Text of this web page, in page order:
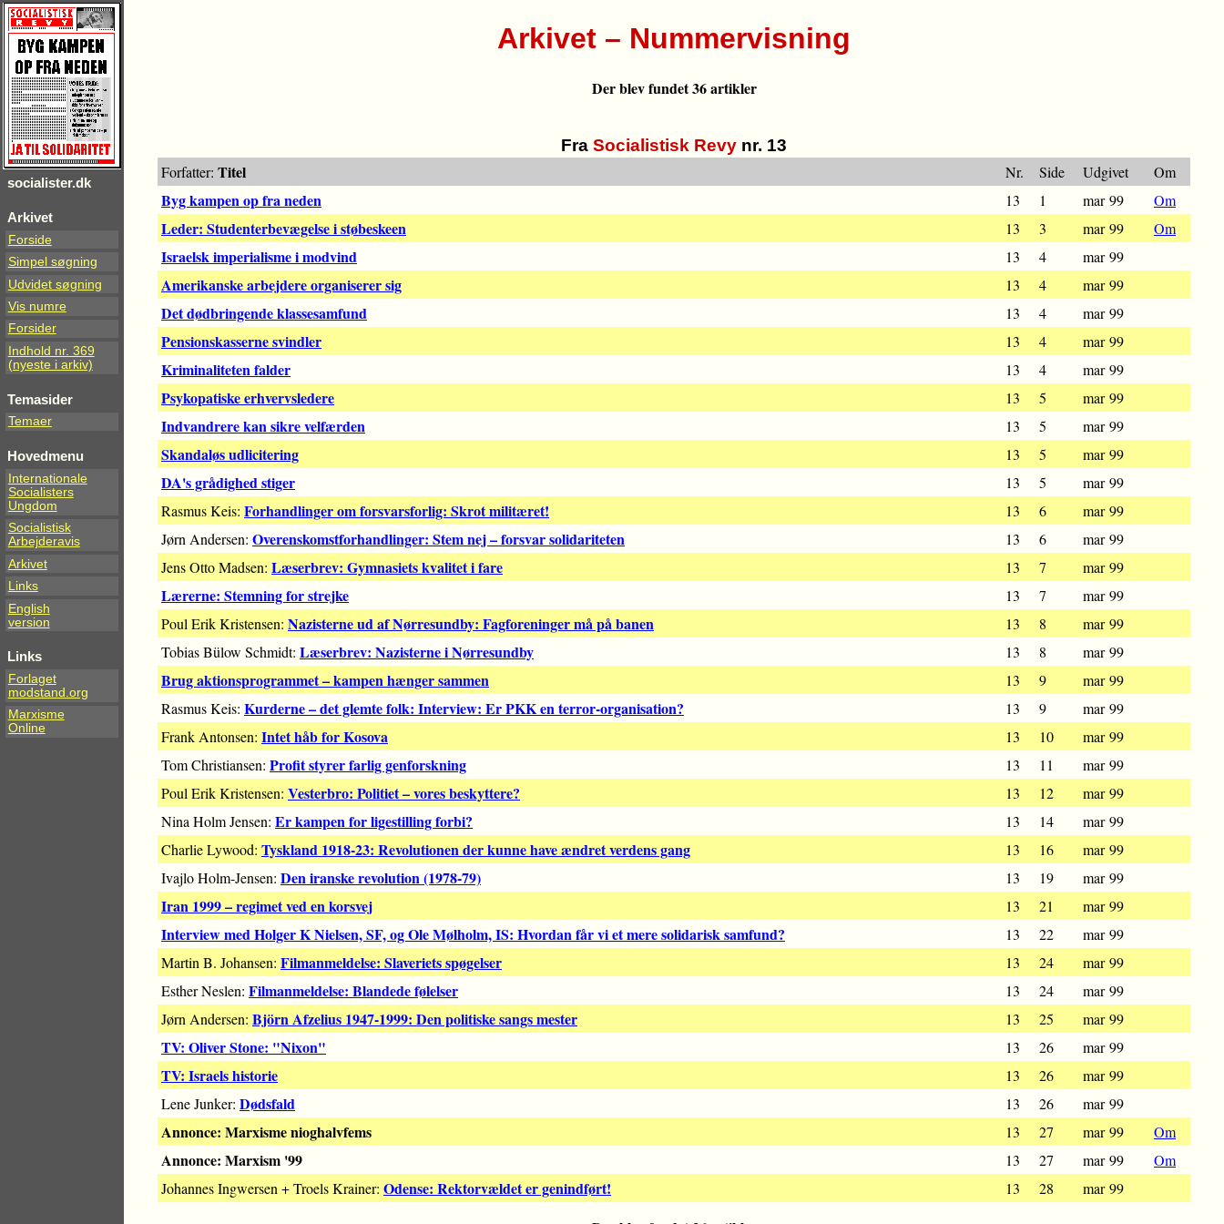
socialister.dk
Arkivet
Forside
Simpel søgning
Udvidet søgning
Vis numre
Forsider
Indhold nr. 369
(nyeste i arkiv)
Temasider
Temaer
Hovedmenu
Internationale
Socialisters
Ungdom
Socialistisk
Arbejderavis
Arkivet
Links
English
version
Links
Forlaget
modstand.org
Marxisme
Online
Arkivet – Nummervisning
Der blev fundet 36 artikler
Fra Socialistisk Revy nr. 13
Forfatter: Titel Nr. Side Udgivet Om
Byg kampen op fra neden 13 1 mar 99 Om
Leder: Studenterbevægelse i støbeskeen 13 3 mar 99 Om
Israelsk imperialisme i modvind 13 4 mar 99
Amerikanske arbejdere organiserer sig 13 4 mar 99
Det dødbringende klassesamfund 13 4 mar 99
Pensionskasserne svindler 13 4 mar 99
Kriminaliteten falder 13 4 mar 99
Psykopatiske erhvervsledere 13 5 mar 99
Indvandrere kan sikre velfærden 13 5 mar 99
Skandaløs udlicitering 13 5 mar 99
DA's grådighed stiger 13 5
mar 99
Rasmus Keis: Forhandlinger om forsvarsforlig: Skrot militæret! 13 6
mar 99
Jørn Andersen: Overenskomstforhandlinger: Stem nej – forsvar solidariteten 13 6
mar 99
Jens Otto Madsen: Læserbrev: Gymnasiets kvalitet i fare 13 7 mar 99
Lærerne: Stemning for strejke 13 7
mar 99
Poul Erik Kristensen: Nazisterne ud af Nørresundby: Fagforeninger må på banen 13 8
mar 99
Tobias Bülow Schmidt: Læserbrev: Nazisterne i Nørresundby 13 8 mar 99
Brug aktionsprogrammet – kampen hænger sammen 13 9
mar 99
Rasmus Keis: Kurderne – det glemte folk: Interview: Er PKK en terror-organisation? 13 9
mar 99
Frank Antonsen: Intet håb for Kosova 13 10
mar 99
Tom Christiansen: Profit styrer farlig genforskning 13 11
mar 99
Poul Erik Kristensen: Vesterbro: Politiet – vores beskyttere? 13 12
mar 99
Nina Holm Jensen: Er kampen for ligestilling forbi? 13 14
mar 99
Charlie Lywood: Tyskland 1918-23: Revolutionen der kunne have ændret verdens gang 13 16
mar 99
Ivajlo Holm-Jensen: Den iranske revolution (1978-79) 13 19 mar 99
Iran 1999 – regimet ved en korsvej 13 21 mar 99
Interview med Holger K Nielsen, SF, og Ole Mølholm, IS: Hvordan får vi et mere solidarisk samfund? 13 22
mar 99
Martin B. Johansen: Filmanmeldelse: Slaveriets spøgelser 13 24
mar 99
Esther Neslen: Filmanmeldelse: Blandede følelser 13 24
mar 99
Jørn Andersen: Björn Afzelius 1947-1999: Den politiske sangs mester 13 25 mar 99
TV: Oliver Stone: "Nixon" 13 26 mar 99
TV: Israels historie 13 26
mar 99
Lene Junker: Dødsfald 13 26 mar 99
Annonce: Marxisme nioghalvfems 13 27 mar 99 Om
Annonce: Marxism '99 13 27 mar 99
Om
Johannes Ingwersen + Troels Krainer: Odense: Rektorvældet er genindført! 13 28 mar 99